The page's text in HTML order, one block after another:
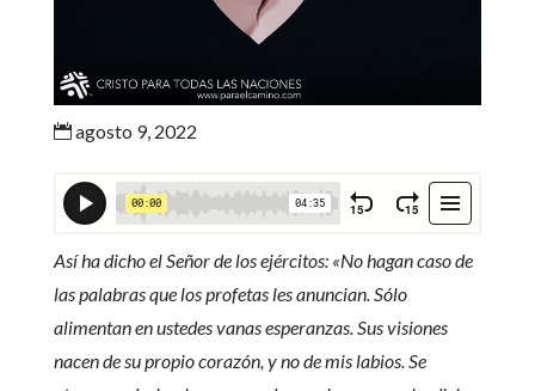
agosto 9, 2022
Así ha dicho el Señor de los ejércitos: «No hagan caso de
las palabras que los profetas les anuncian. Sólo
alimentan en ustedes vanas esperanzas. Sus visiones
nacen de su propio corazón, y no de mis labios. Se